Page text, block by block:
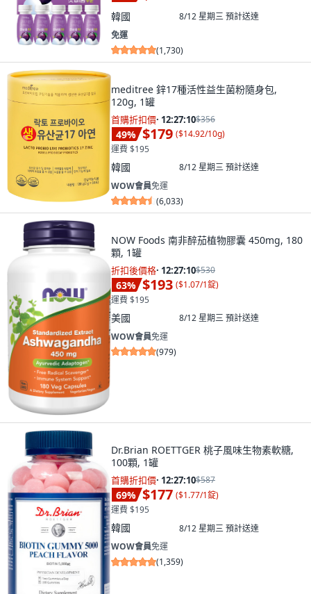
韓國 8/12 星期三預計送達
免運
(1,730)
meditree 鋅17種活性益生菌粉隨身包,
120g, 1罐
首購折扣價· 12:27:09$356
49% $179 ($14.92/10g)
運費 $195
韓國 8/12 星期三預計送達
WOW會員免運
(6,033)
NOW Foods 南非醉茄植物膠囊 450mg, 180
顆, 1罐
折扣後價格· 12:27:09$530
63% $193 ($1.07/1錠)
運費 $195
美國 8/12 星期三預計送達
WOW會員免運
(979)
Dr.Brian ROETTGER 桃子風味生物素軟糖,
100顆, 1罐
首購折扣價· 12:27:09$587
69% $177 ($1.77/1錠)
運費 $195
韓國 8/12 星期三預計送達
WOW會員免運
(1,359)